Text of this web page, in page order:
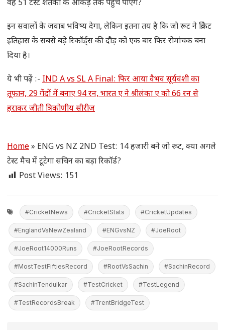
वह 51 टेस्ट शतकों के आंकड़े तक पहुंच पाएंगे?
इन सवालों के जवाब भविष्य देगा, लेकिन इतना तय है कि जो रूट ने क्रिकेट
इतिहास के सबसे बड़े रिकॉर्ड्स की दौड़ को एक बार फिर रोमांचक बना
दिया है।
ये भी पढ़ें :- IND A vs SL A Final: फिर आया वैभव सूर्यवंशी का
तूफान, 29 गेंदों में बनाए 94 रन, भारत ए ने श्रीलंका ए को 66 रन से
हराकर जीती त्रिकोणीय सीरीज
Home» ENG vs NZ 2ND Test: 14 हजारी बने जो रूट, क्या अगले
टेस्ट मैच में टूटेगा सचिन का बड़ा रिकॉर्ड?
Post Views: 151
#CricketNews #CricketStats #CricketUpdates
#EnglandVsNewZealand #ENGvsNZ #JoeRoot
#JoeRoot14000Runs #JoeRootRecords
#MostTestFiftiesRecord #RootVsSachin #SachinRecord
#SachinTendulkar #TestCricket #TestLegend
#TestRecordsBreak #TrentBridgeTest